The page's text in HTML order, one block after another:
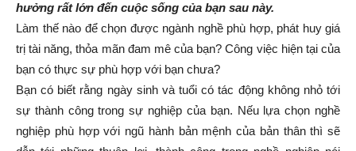
hưởng rất lớn đến cuộc sống của bạn sau này.
Làm thế nào để chọn được ngành nghề phù hợp, phát huy giá
trị tài năng, thỏa mãn đam mê của bạn? Công việc hiện tại của
bạn có thực sự phù hợp với bạn chưa?
Bạn có biết rằng ngày sinh và tuổi có tác động không nhỏ tới
sự thành công trong sự nghiệp của bạn. Nếu lựa chọn nghề
nghiệp phù hợp với ngũ hành bản mệnh của bản thân thì sẽ